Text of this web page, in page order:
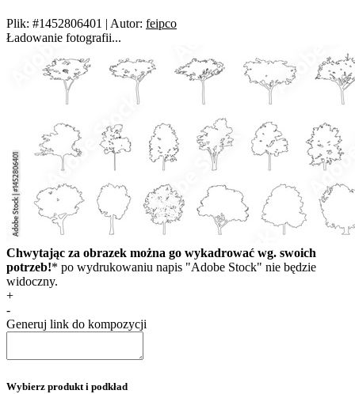
Plik: #1452806401 | Autor: feipco
Ładowanie fotografii...
Chwytając za obrazek można go wykadrować wg. swoich
potrzeb!* po wydrukowaniu napis "Adobe Stock" nie będzie
widoczny.
+
-
Generuj link do kompozycji
Wybierz produkt i podkład